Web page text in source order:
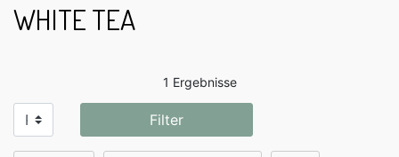
WHITE TEA
1 Ergebnisse
Filter